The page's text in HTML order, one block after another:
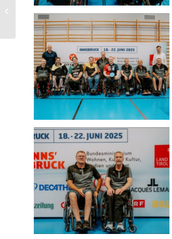
ITTF World Para Future,
19.-21.06.2025, Ostrava